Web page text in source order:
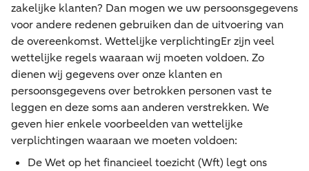
zakelijke klanten? Dan mogen we uw persoonsgegevens
voor andere redenen gebruiken dan de uitvoering van
de overeenkomst. Wettelijke verplichtingEr zijn veel
wettelijke regels waaraan wij moeten voldoen. Zo
dienen wij gegevens over onze klanten en
persoonsgegevens over betrokken personen vast te
leggen en deze soms aan anderen verstrekken. We
geven hier enkele voorbeelden van wettelijke
verplichtingen waaraan we moeten voldoen:
De Wet op het financieel toezicht (Wft) legt ons